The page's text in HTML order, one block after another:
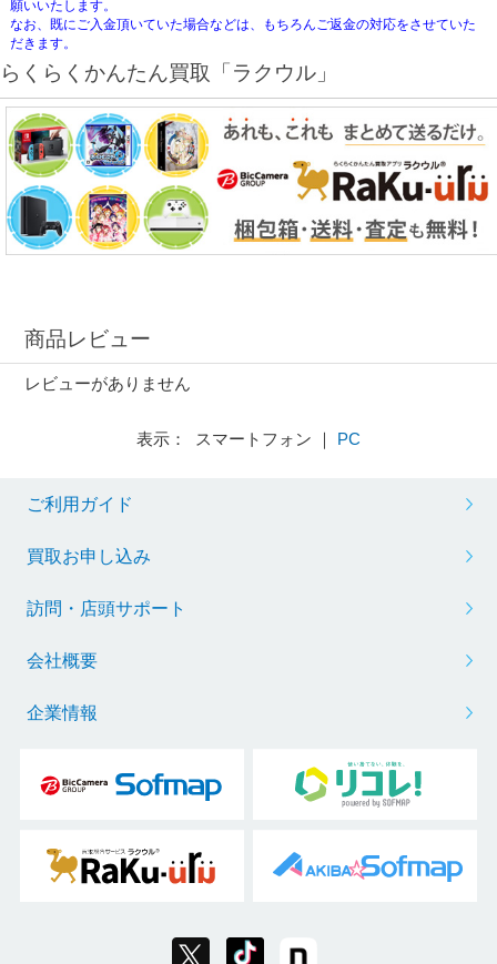
願いいたします。
なお、既にご入金頂いていた場合などは、もちろんご返金の対応をさせていた
だきます。
らくらくかんたん買取「ラクウル」
商品レビュー
レビューがありません
表示： スマートフォン ｜ PC
ご利用ガイド
買取お申し込み
訪問・店頭サポート
会社概要
企業情報